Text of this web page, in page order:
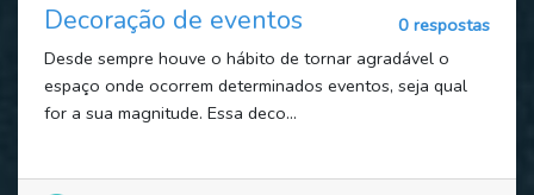
Decoração de eventos
0 respostas
Desde sempre houve o hábito de tornar agradável o
espaço onde ocorrem determinados eventos, seja qual
for a sua magnitude. Essa deco...